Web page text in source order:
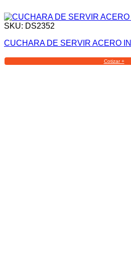
SKU: DS2352
CUCHARA DE SERVIR ACERO
Cotizar +